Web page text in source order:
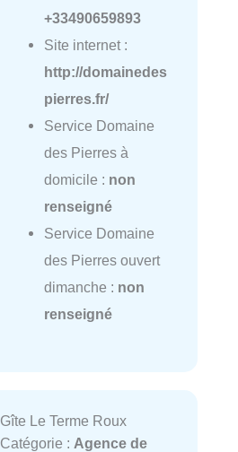
+33490659893
Site internet :
http://domainedes
pierres.fr/
Service Domaine
des Pierres à
domicile : non
renseigné
Service Domaine
des Pierres ouvert
dimanche : non
renseigné
Gîte Le Terme Roux
Catégorie : Agence de